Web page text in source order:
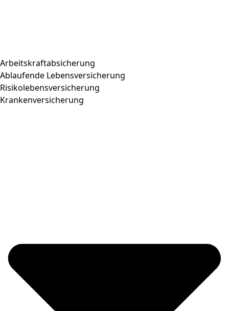
Arbeitskraftabsicherung
Ablaufende Lebensversicherung
Risikolebensversicherung
Krankenversicherung